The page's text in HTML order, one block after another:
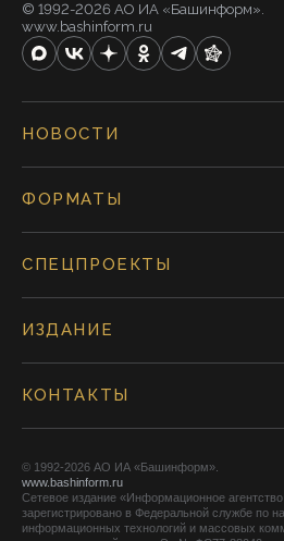
© 1992-2026 АО ИА «Башинформ».
www.bashinform.ru
НОВОСТИ
ФОРМАТЫ
СПЕЦПРОЕКТЫ
ИЗДАНИЕ
КОНТАКТЫ
© 1992-2026 АО ИА «Башинформ».
www.bashinform.ru
Сетевое издание «Информационное
зарегистрировано в Федеральной службе по
информационных технологий и массовых